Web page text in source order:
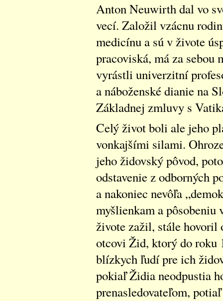
Anton Neuwirth dal vo
vecí. Založil vzácnu
medicínu a sú v živote
pracoviská, má za
vyrástli univerzitní
a náboženské dianie na
Základnej zmluvy s
Celý život boli ale jeho
vonkajšími silami.
jeho židovský pôvod,
odstavenie z odborných
a nakoniec nevôľa
myšlienkam a
živote zažil, stále hovoril
otcovi Žid, ktorý do roku
blízkych ľudí pre ich
pokiaľ Židia neodpustia
prenasledovateľom,